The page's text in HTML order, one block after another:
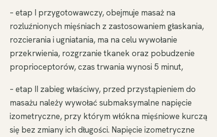
– etap I przygotowawczy, obejmuje masaż na
rozluźnionych mięśniach z zastosowaniem głaskania,
rozcierania i ugniatania, ma na celu wywołanie
przekrwienia, rozgrzanie tkanek oraz pobudzenie
proprioceptorów, czas trwania wynosi 5 minut,
– etap II zabieg właściwy, przed przystąpieniem do
masażu należy wywołać submaksymalne napięcie
izometryczne, przy którym włókna mięśniowe kurczą
się bez zmiany ich długości. Napięcie izometryczne